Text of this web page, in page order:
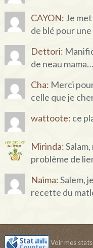
CAYON: Je
de blé pour
Dettori:
de neau mama…
Cha: Merci
celle que je
wattoote: ce
Mirinda:
problème de
Naima:Salem,
recette du
Voir mes stats